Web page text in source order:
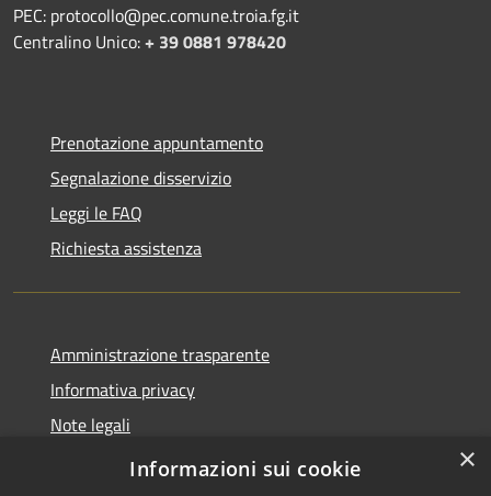
PEC: protocollo@pec.comune.troia.fg.it
Centralino Unico:+ 39 0881 978420
Prenotazione appuntamento
Segnalazione disservizio
Leggi le FAQ
Richiesta assistenza
Amministrazione trasparente
Informativa privacy
Note legali
Dichiarazione di accessibilità
×
Informazioni sui cookie